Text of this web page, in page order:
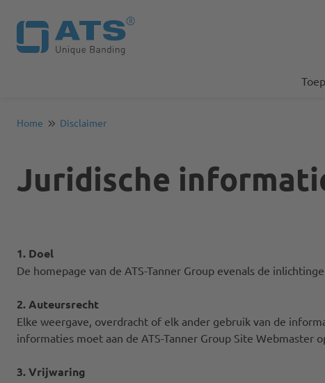
Home Disclaimer
Juridische
1. Doel
De homepage van de ATS-Tanner Group evenals de
2. Auteursrecht
Elke weergave, overdracht of elk ander gebruik van de
informaties moet aan de ATS-Tanner Group Site Webmaster
3. Vrijwaring